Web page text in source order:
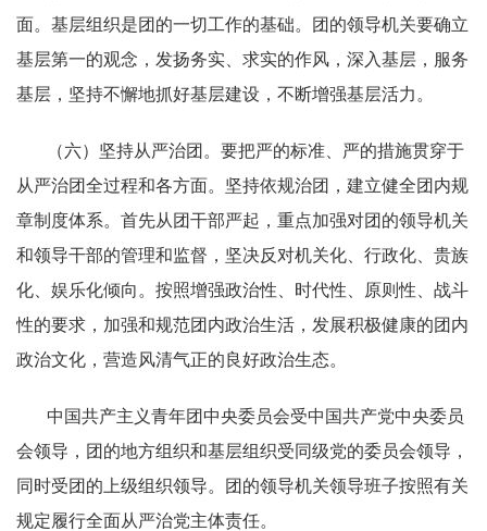
面。基层组织是团的一切工作的基础。团的领导机关要确立
基层第一的观念，发扬务实、求实的作风，深入基层，服务
基层，坚持不懈地抓好基层建设，不断增强基层活力。
（六）坚持从严治团。要把严的标准、严的措施贯穿于
从严治团全过程和各方面。坚持依规治团，建立健全团内规
章制度体系。首先从团干部严起，重点加强对团的领导机关
和领导干部的管理和监督，坚决反对机关化、行政化、贵族
化、娱乐化倾向。按照增强政治性、时代性、原则性、战斗
性的要求，加强和规范团内政治生活，发展积极健康的团内
政治文化，营造风清气正的良好政治生态。
中国共产主义青年团中央委员会受中国共产党中央委员
会领导，团的地方组织和基层组织受同级党的委员会领导，
同时受团的上级组织领导。团的领导机关领导班子按照有关
规定履行全面从严治党主体责任。